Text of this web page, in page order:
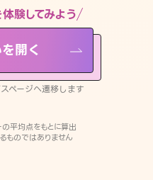
験してみよう
開く
ページへ遷移します
平均点をもとに算出
ものではありません